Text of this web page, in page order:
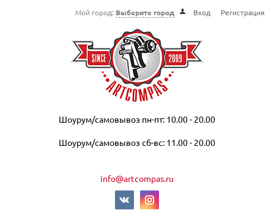
Мой город: Выберите город Вход Регистрация
Шоурум/самовывоз пн-пт: 10.00 - 20.00
Шоурум/самовывоз сб-вс: 11.00 - 20.00
info@artcompas.ru